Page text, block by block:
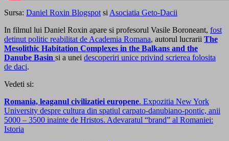
Sursa: Daniel Roxin Blogspot si Asociatia Geto-Dacii
In filmul lui Daniel Roxin apare si profesorul Vasile Boroneant, fost
detinut politic reabilitat de Academia Romana, autorul lucrarii The
Mesolithic Habitation Complexes in the Balkans and the
Danube Basin si a unei descoperiri unice privind scrierea folosita
de daci.
Vedeti si:
Romania, leaganul civilizatiei europene. Expozitia New York
University despre cultura din spatiul carpato-danubiano-pontic, anii
5000 – 3500 inainte de Hristos. Adevaratul “brand” al Romaniei:
Istoria